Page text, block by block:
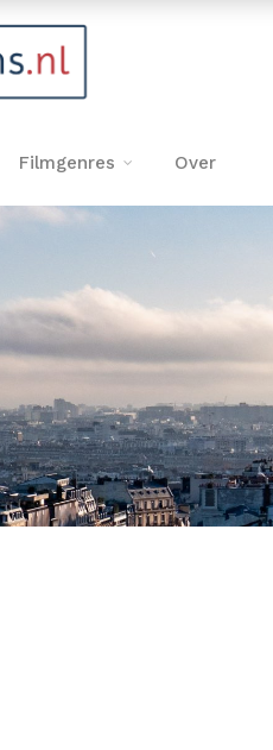
Filmgenres Over